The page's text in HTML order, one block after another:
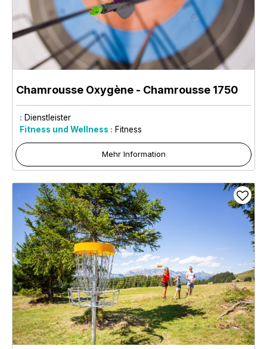
Chamrousse Oxygène - Chamrousse 1750
: Dienstleister
Fitness und Wellness : Fitness
Mehr Information